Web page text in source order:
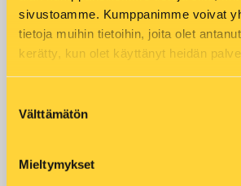
sivustoamme. Kumppanimme voivat
tietoja muihin tietoihin, joita olet
kerätty, kun olet käyttänyt heidän
valinta
Välttämätön
Mieltymykset